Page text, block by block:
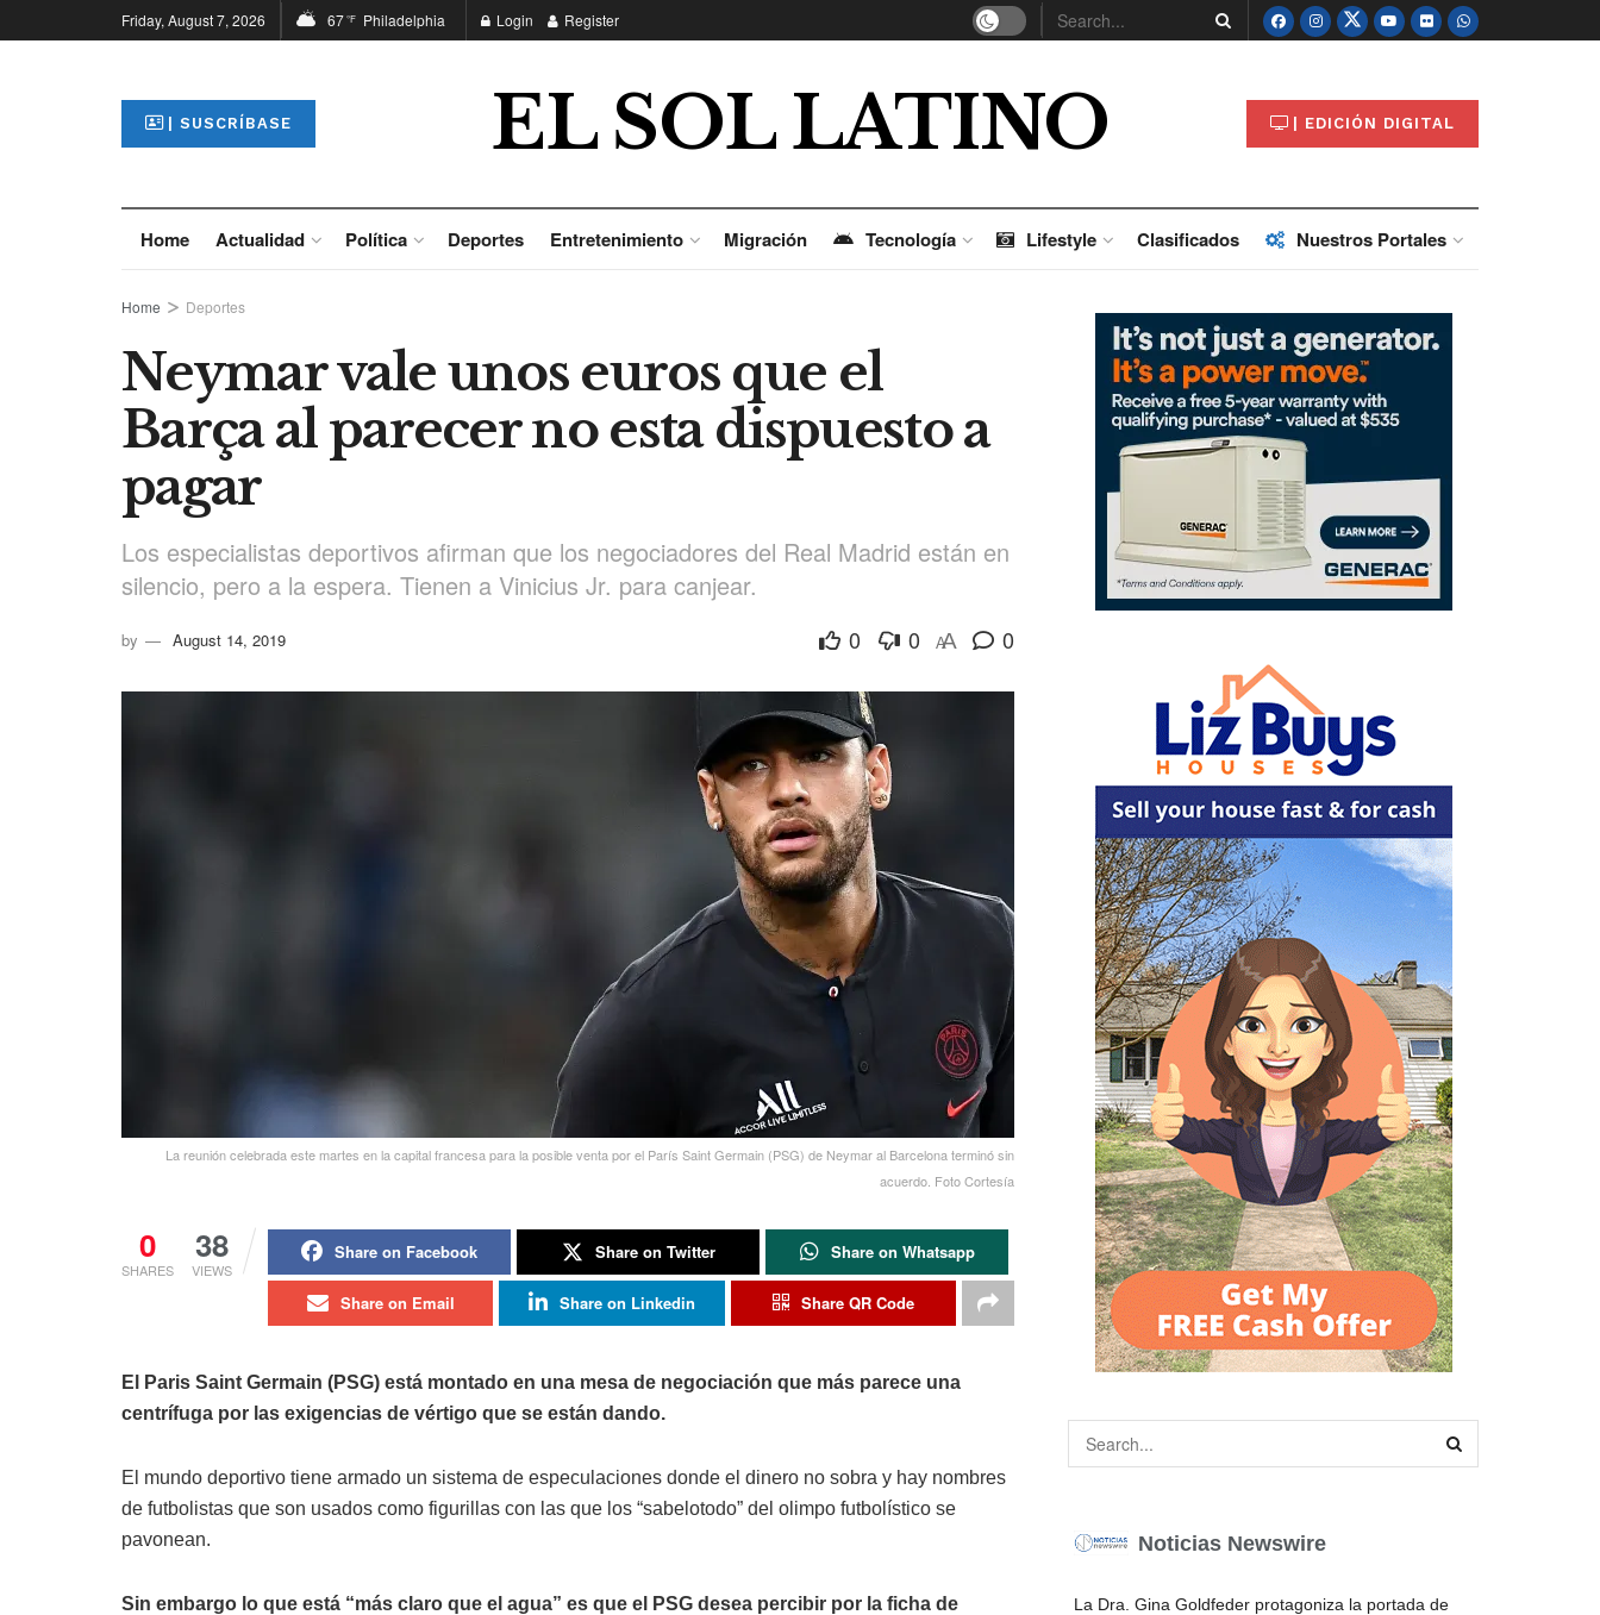
Friday, August 7, 2026 67°F Philadelphia Login Register
| SUSCRÍBASE EL SOL LATINO | EDICIÓN DIGITAL
Home Actualidad Política Deportes Entretenimiento Migración Tecnología Lifestyle Clasificados Nuestros Portales
Home Deportes
Neymar vale unos euros que el
Barça al parecer no esta dispuesto a
pagar
Los especialistas deportivos afirman que los negociadores del Real Madrid están en
silencio, pero a la espera. Tienen a Vinicius Jr. para canjear.
by August 14, 2019 0 0 AA 0
La reunión celebrada este martes en la capital francesa para la posible venta por el París Saint Germain (PSG) de Neymar al Barcelona terminó sin
acuerdo. Foto Cortesía
0
SHARES
38
VIEWS
Share on Facebook Share on Twitter Share on Whatsapp
Share on Email Share on Linkedin Share QR Code
El Paris Saint Germain (PSG) está montado en una mesa de negociación que más parece una
centrífuga por las exigencias de vértigo que se están dando.
El mundo deportivo tiene armado un sistema de especulaciones donde el dinero no sobra y hay nombres
de futbolistas que son usados como figurillas con las que los “sabelotodo” del olimpo futbolístico se
pavonean.
Sin embargo lo que está “más claro que el agua” es que el PSG desea percibir por la ficha de
Noticias Newswire
La Dra. Gina Goldfeder protagoniza la portada de